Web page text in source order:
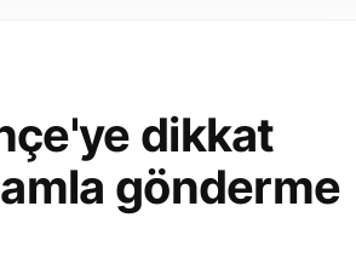
dikkat
gönderme